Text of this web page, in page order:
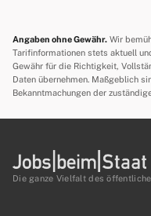
Angaben ohne Gewähr. Wir
Tarifinformationen stets aktuell
Gewähr für die Richtigkeit,
Daten übernehmen. Maßgeblich
Bekanntmachungen der
Die ganze Vielfalt des